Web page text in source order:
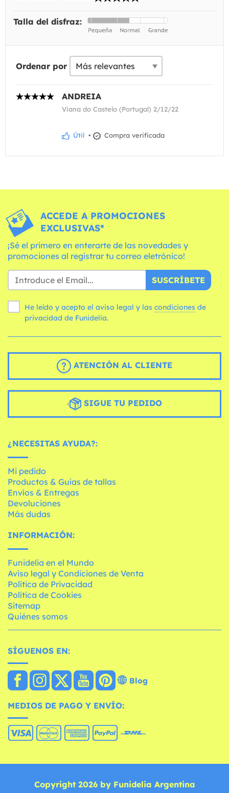
Talla del disfraz:
Ordenar por
ANDREIA
Viana do Castelo (Portugal) 2/12/22
Útil • Compra verificada
ACCEDE A PROMOCIONES
EXCLUSIVAS*
¡Sé el primero en enterarte de las novedades y
promociones al registrar tu correo eletrónico!
SUSCRÍBETE
He leído y acepto el aviso legal y las condiciones
privacidad de Funidelia.
ATENCIÓN AL CLIENTE
SIGUE TU PEDIDO
¿NECESITAS AYUDA?:
Mi pedido
Productos & Guías de tallas
Envíos & Entregas
Devoluciones
Más dudas
INFORMACIÓN:
Funidelia en el Mundo
Aviso legal y Condiciones de Venta
Política de Privacidad
Política de Cookies
Sitemap
Quiénes somos
SÍGUENOS EN:
Blog
MEDIOS DE PAGO Y ENVÍO:
Copyright 2026 by Funidelia Argentina